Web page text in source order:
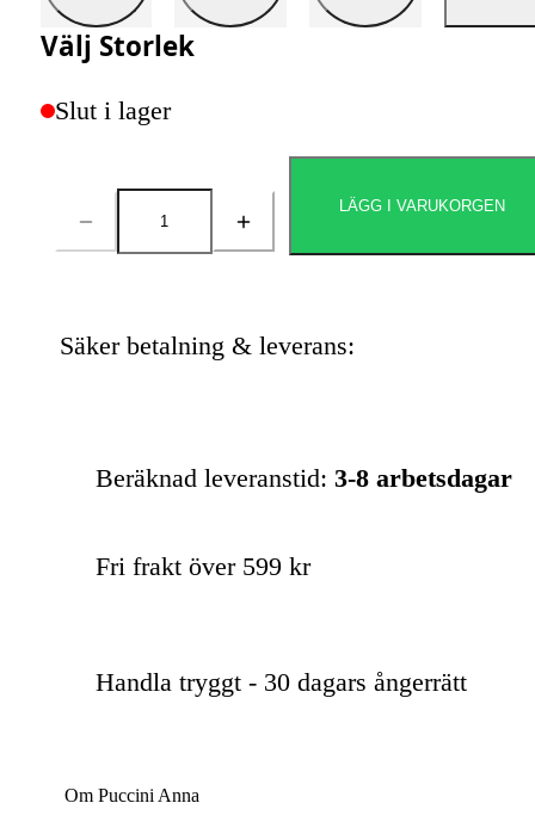
Välj Storlek
Slut i lager
Antal
LÄGG I VARUKORGEN
Säker betalning & leverans:
Beräknad leveranstid: 3-8 arbetsdagar
Fri frakt över 599 kr
Handla tryggt - 30 dagars ångerrätt
Om Puccini Anna